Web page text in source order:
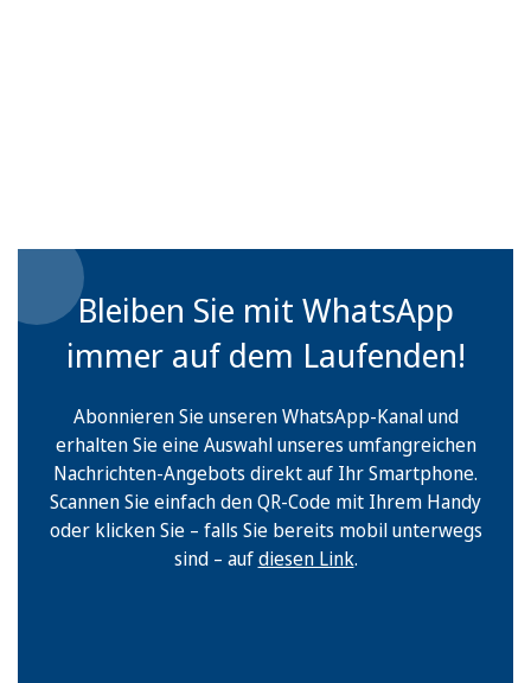
Bleiben Sie mit WhatsApp
immer auf dem Laufenden!
Abonnieren Sie unseren WhatsApp-Kanal und
erhalten Sie eine Auswahl unseres umfangreichen
Nachrichten-Angebots direkt auf Ihr Smartphone.
Scannen Sie einfach den QR-Code mit Ihrem Handy
oder klicken Sie – falls Sie bereits mobil unterwegs
sind – aufdiesen Link.